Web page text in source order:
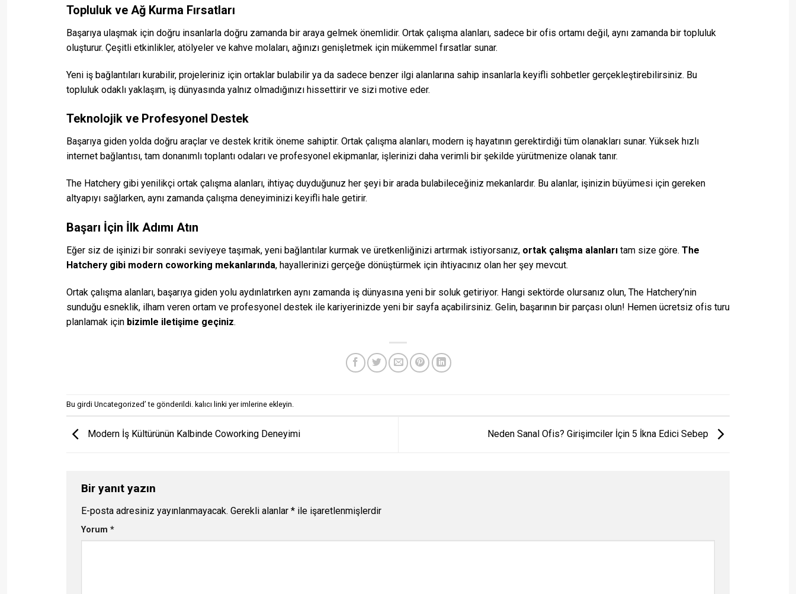
Topluluk ve Ağ Kurma Fırsatları
Başarıya ulaşmak için doğru insanlarla doğru zamanda bir araya gelmek önemlidir. Ortak çalışma alanları, sadece bir ofis ortamı değil, aynı zamanda bir topluluk
oluşturur. Çeşitli etkinlikler, atölyeler ve kahve molaları, ağınızı genişletmek için mükemmel fırsatlar sunar.
Yeni iş bağlantıları kurabilir, projeleriniz için ortaklar bulabilir ya da sadece benzer ilgi alanlarına sahip insanlarla keyifli sohbetler gerçekleştirebilirsiniz. Bu
topluluk odaklı yaklaşım, iş dünyasında yalnız olmadığınızı hissettirir ve sizi motive eder.
Teknolojik ve Profesyonel Destek
Başarıya giden yolda doğru araçlar ve destek kritik öneme sahiptir. Ortak çalışma alanları, modern iş hayatının gerektirdiği tüm olanakları sunar. Yüksek hızlı
internet bağlantısı, tam donanımlı toplantı odaları ve profesyonel ekipmanlar, işlerinizi daha verimli bir şekilde yürütmenize olanak tanır.
The Hatchery gibi yenilikçi ortak çalışma alanları, ihtiyaç duyduğunuz her şeyi bir arada bulabileceğiniz mekanlardır. Bu alanlar, işinizin büyümesi için gereken
altyapıyı sağlarken, aynı zamanda çalışma deneyiminizi keyifli hale getirir.
Başarı İçin İlk Adımı Atın
Eğer siz de işinizi bir sonraki seviyeye taşımak, yeni bağlantılar kurmak ve üretkenliğinizi artırmak istiyorsanız, ortak çalışma alanları tam size göre. The
Hatchery gibi modern coworking mekanlarında, hayallerinizi gerçeğe dönüştürmek için ihtiyacınız olan her şey mevcut.
Ortak çalışma alanları, başarıya giden yolu aydınlatırken aynı zamanda iş dünyasına yeni bir soluk getiriyor. Hangi sektörde olursanız olun, The Hatchery’nin
sunduğu esneklik, ilham veren ortam ve profesyonel destek ile kariyerinizde yeni bir sayfa açabilirsiniz. Gelin, başarının bir parçası olun! Hemen ücretsiz ofis turu
planlamak için bizimle iletişime geçiniz.
Bu girdi Uncategorized’ te gönderildi. kalıcı linki yer imlerine ekleyin.
Modern İş Kültürünün Kalbinde Coworking Deneyimi Neden Sanal Ofis? Girişimciler İçin 5 İkna Edici Sebep
Bir yanıt yazın
E-posta adresiniz yayınlanmayacak. Gerekli alanlar * ile işaretlenmişlerdir
Yorum *